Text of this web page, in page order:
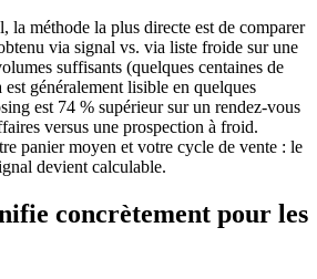
la méthode la plus directe est de comparer
via signal vs. via liste froide sur une
suffisants (quelques centaines de
généralement lisible en quelques
est 74 % supérieur sur un rendez-vous
versus une prospection à froid.
panier moyen et votre cycle de vente : le
devient calculable.
concrètement pour les